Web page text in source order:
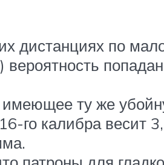
дистанциях по
имеющее ту же
калибра весит